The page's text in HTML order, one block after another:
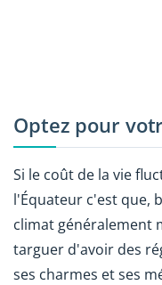
Optez pour
Si le coût de la vie
l'Équateur c'est que,
climat généralement
targuer d'avoir des
ses charmes et ses